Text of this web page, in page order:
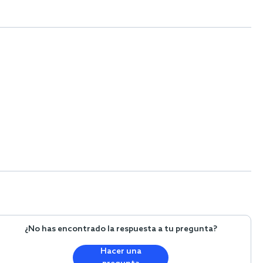
¿No has encontrado la respuesta a tu pregunta?
Hacer una